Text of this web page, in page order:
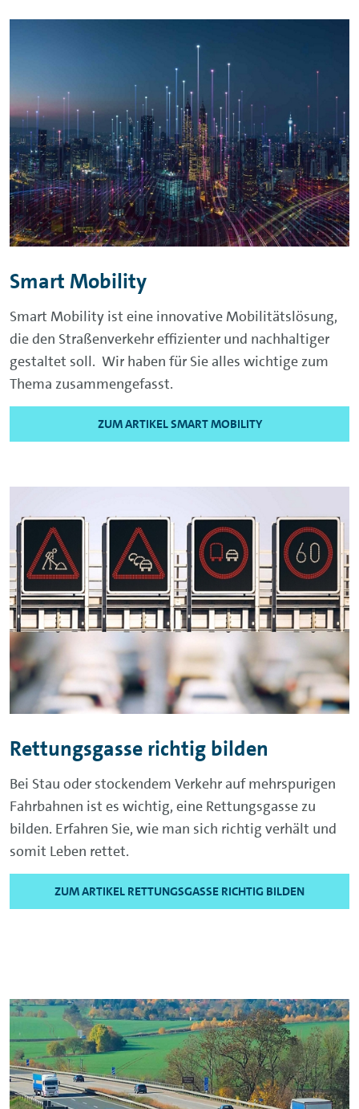
Smart Mobility
Smart Mobility ist eine innovative Mobilitätslösung,
die den Straßenverkehr effizienter und nachhaltiger
gestaltet soll. Wir haben für Sie alles wichtige zum
Thema zusammengefasst.
ZUM ARTIKEL SMART MOBILITY
Rettungsgasse richtig bilden
Bei Stau oder stockendem Verkehr auf mehrspurigen
Fahrbahnen ist es wichtig, eine Rettungsgasse zu
bilden. Erfahren Sie, wie man sich richtig verhält und
somit Leben rettet.
ZUM ARTIKEL RETTUNGSGASSE RICHTIG BILDEN